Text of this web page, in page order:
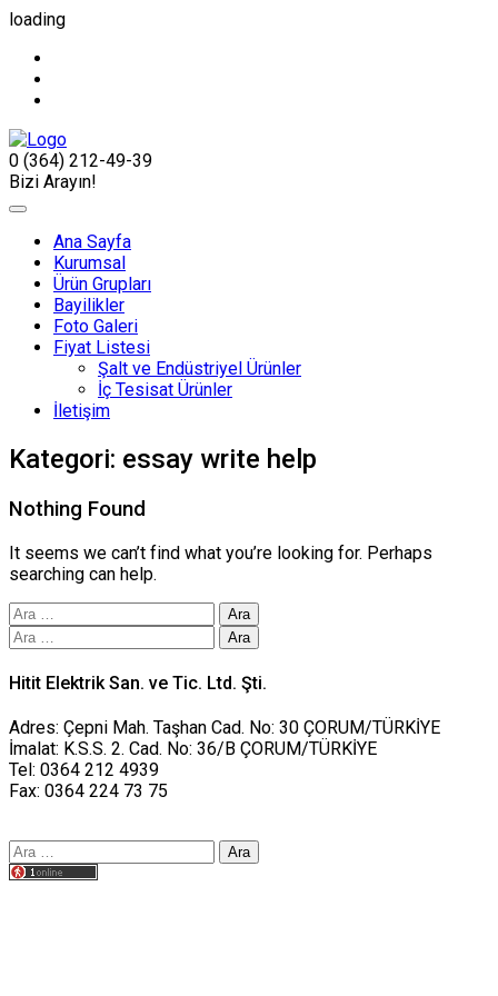
loading
0 (364) 212-49-39
Bizi Arayın!
Ana Sayfa
Kurumsal
Ürün Grupları
Bayilikler
Foto Galeri
Fiyat Listesi
Şalt ve Endüstriyel Ürünler
İç Tesisat Ürünler
İletişim
Kategori: essay write help
Nothing Found
It seems we can’t find what you’re looking for. Perhaps
searching can help.
Arama:
Arama:
Hitit Elektrik San. ve Tic. Ltd. Şti.
Adres: Çepni Mah. Taşhan Cad. No: 30 ÇORUM/TÜRKİYE
İmalat: K.S.S. 2. Cad. No: 36/B ÇORUM/TÜRKİYE
Tel: 0364 212 4939
Fax: 0364 224 73 75
Arama: